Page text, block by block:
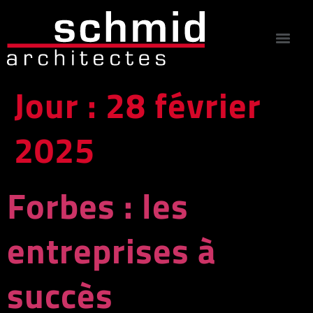
Jour : 28 février
2025
Forbes : les
entreprises à
succès